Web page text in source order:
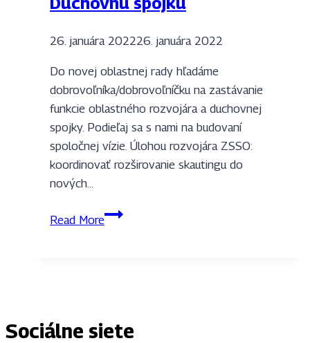
26. januára 202226. januára 2022
Do novej oblastnej rady hľadáme
dobrovoľníka/dobrovoľníčku na zastávanie
funkcie oblastného rozvojára a duchovnej
spojky. Podieľaj sa s nami na budovaní
spoločnej vízie. Úlohou rozvojára ZSSO:
koordinovať rozširovanie skautingu do
nových…
Read MoreHľadáme
Sociálne siete